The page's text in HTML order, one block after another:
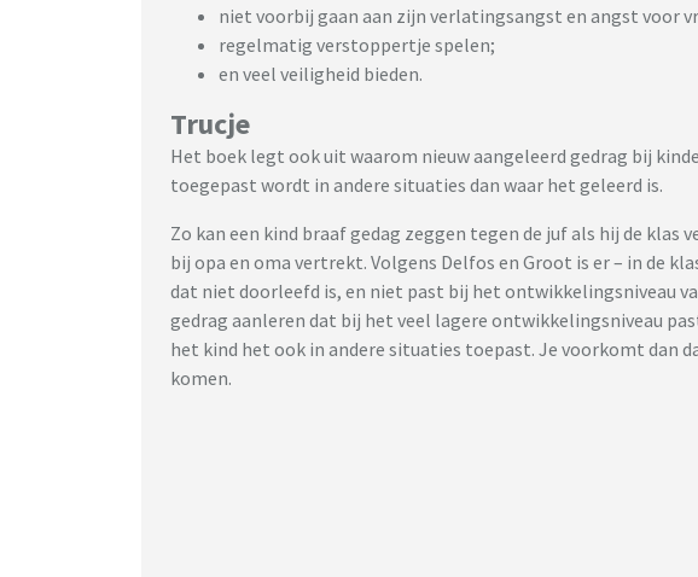
niet voorbij gaan aan zijn verlatingsangst en angst voor
regelmatig verstoppertje spelen;
en veel veiligheid bieden.
Trucje
Het boek legt ook uit waarom nieuw aangeleerd gedrag bij
toegepast wordt in andere situaties dan waar het geleerd is.
Zo kan een kind braaf gedag zeggen tegen de juf als hij de klas
bij opa en oma vertrekt. Volgens Delfos en Groot is er – in de
dat niet doorleefd is, en niet past bij het ontwikkelingsniveau
gedrag aanleren dat bij het veel lagere ontwikkelingsniveau
het kind het ook in andere situaties toepast. Je voorkomt dan
komen.